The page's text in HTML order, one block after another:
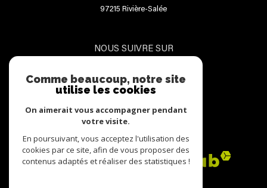
97215
Rivière-Salée
NOUS SUIVRE SUR
ADHÉRENTS
Comme beaucoup, notre site
utilise les cookies
On aimerait vous accompagner pendant
votre visite.
En poursuivant, vous acceptez l'utilisation des
cookies par ce site, afin de vous proposer des
contenus adaptés et réaliser des statistiques !